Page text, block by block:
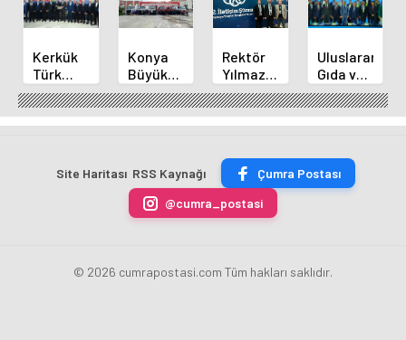
Kerkük
Türk
Dünyası
Belediyeler
Birliği
Konya
Büyükşehir'den
Alanya
Yangınına
Destek
Rektör
Yılmaz
ve
Akademisyenler
2.
Şurasında
Uluslararası
Gıda ve
İnovasyon
Forumu
Selçuklu'da
Site Haritası RSS Kaynağı
Çumra Postası
@cumra_postasi
© 2026 cumrapostasi.com Tüm hakları saklıdır.